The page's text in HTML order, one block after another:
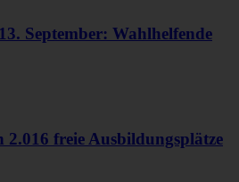
September: Wahlhelfende
2.016 freie Ausbildungsplätze